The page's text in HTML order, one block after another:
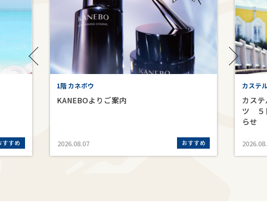
すすめ
1階 カネボウ
KANEBOよりご案内
2026.08.07 おすすめ
カステ
カス
ツ ５
らせ